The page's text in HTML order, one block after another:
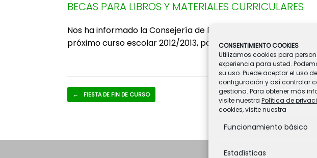
CONSENTIMIENTO COOKIES
Utilizamos cookies para
experiencia para usted.
su uso. Puede aceptar el uso
configuración y así controlar
gestiona. Para obtener más
visite nuestra Política de
cookies, visite nuestra
Funcionamiento básico
Estadísticas
BECAS PARA LIBROS Y MATERIALES CURRICULARES
Nos ha informado la Consejería de Educación que
próximo curso escolar 2012/2013, paraE. Primaria y E.S.O., que
Navegador de artículos
← FIESTA DE FIN DE CURSO